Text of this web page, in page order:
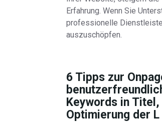
Erfahrung. Wenn Sie
professionelle
auszuschöpfen.
6 Tipps zur
Keywords in
Optimierung der L